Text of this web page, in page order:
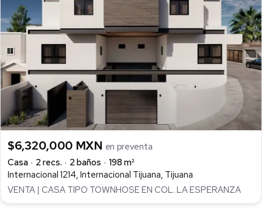
$6,320,000 MXN en preventa
Casa
2 recs. 2 baños
198 m²
Internacional 1214, Internacional Tijuana, Tijuana
VENTA | CASA TIPO TOWNHOSE EN COL. LA ESPERANZA